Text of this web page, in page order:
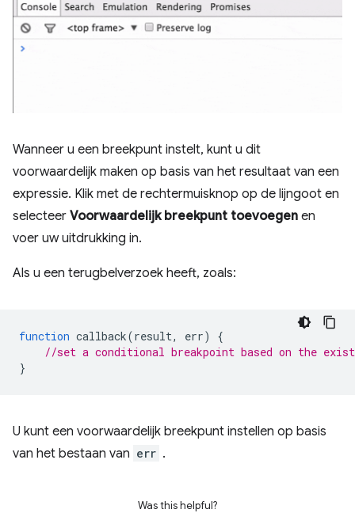
Wanneer u een breekpunt instelt, kunt u dit
voorwaardelijk maken op basis van het resultaat van een
expressie. Klik met de rechtermuisknop op de lijngoot en
selecteer Voorwaardelijk breekpunt toevoegen en
voer uw uitdrukking in.
Als u een terugbelverzoek heeft, zoals:
function callback(result, err)
{
//set a conditional breakpoint based on the
}
U kunt een voorwaardelijk breekpunt instellen op basis
van het bestaan ​​van err .
Was this helpful?